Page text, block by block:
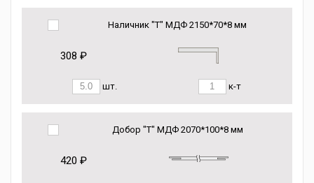
Наличник "Т" МДФ 2150*70*8 мм
308 ₽
шт. к-т
Добор "Т" МДФ 2070*100*8 мм
420 ₽